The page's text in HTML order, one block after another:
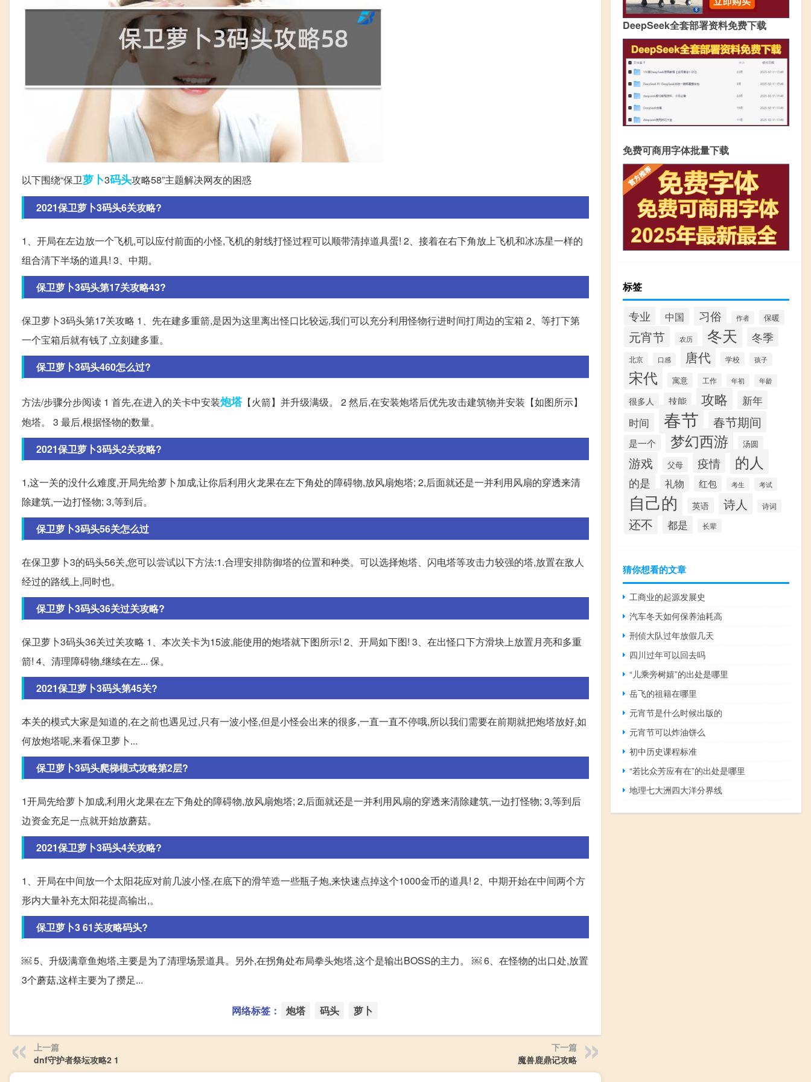
以下围绕“保卫萝卜3码头攻略58”主题解决网友的困惑
2021保卫萝卜3码头6关攻略?
1、开局在左边放一个飞机,可以应付前面的小怪,飞机的射线打怪过程可以顺带清掉道具蛋! 2、接着在右下角放上飞机和冰冻星一样的
组合清下半场的道具! 3、中期。
保卫萝卜3码头第17关攻略43?
保卫萝卜3码头第17关攻略 1、先在建多重箭,是因为这里离出怪口比较远,我们可以充分利用怪物行进时间打周边的宝箱 2、等打下第
一个宝箱后就有钱了,立刻建多重。
保卫萝卜3码头460怎么过?
方法/步骤分步阅读 1 首先,在进入的关卡中安装炮塔【火箭】并升级满级。 2 然后,在安装炮塔后优先攻击建筑物并安装【如图所示】
炮塔。 3 最后,根据怪物的数量。
2021保卫萝卜3码头2关攻略?
1,这一关的没什么难度,开局先给萝卜加成,让你后利用火龙果在左下角处的障碍物,放风扇炮塔; 2,后面就还是一并利用风扇的穿透来清
除建筑,一边打怪物; 3,等到后。
保卫萝卜3码头56关怎么过
在保卫萝卜3的码头56关,您可以尝试以下方法:1.合理安排防御塔的位置和种类。可以选择炮塔、闪电塔等攻击力较强的塔,放置在敌人
经过的路线上,同时也。
保卫萝卜3码头36关过关攻略?
保卫萝卜3码头36关过关攻略 1、本次关卡为15波,能使用的炮塔就下图所示! 2、开局如下图! 3、在出怪口下方滑块上放置月亮和多重
箭! 4、清理障碍物,继续在左... 保。
2021保卫萝卜3码头第45关?
本关的模式大家是知道的,在之前也遇见过,只有一波小怪,但是小怪会出来的很多,一直一直不停哦,所以我们需要在前期就把炮塔放好,如
何放炮塔呢,来看保卫萝卜...
保卫萝卜3码头爬梯模式攻略第2层?
1开局先给萝卜加成,利用火龙果在左下角处的障碍物,放风扇炮塔; 2,后面就还是一并利用风扇的穿透来清除建筑,一边打怪物; 3,等到后
边资金充足一点就开始放蘑菇。
2021保卫萝卜3码头4关攻略?
1、开局在中间放一个太阳花应对前几波小怪,在底下的滑竿造一些瓶子炮,来快速点掉这个1000金币的道具! 2、中期开始在中间两个方
形内大量补充太阳花提高输出,。
保卫萝卜3 61关攻略码头?
￼ 5、升级满章鱼炮塔,主要是为了清理场景道具。另外,在拐角处布局拳头炮塔,这个是输出BOSS的主力。 ￼ 6、在怪物的出口处,放置
3个蘑菇,这样主要为了攒足...
网络标签： 炮塔 码头 萝卜
上一篇
dnf守护者祭坛攻略2 1
下一篇
魔兽鹿鼎记攻略
DeepSeek全套部署资料免费下载
免费可商用字体批量下载
标签
专业 中国 习俗 作者 保暖
元宵节 农历 冬天 冬季
北京 口感 唐代 学校 孩子
宋代 寓意 工作 年初 年龄
很多人 技能 攻略
新年
时间
春节 春节期间
是一个 梦幻西游 汤圆
游戏 父母 疫情 的人
的是 礼物 红包 考生 考试
自己的 英语 诗人 诗词
还不 都是 长辈
猜你想看的文章
工商业的起源发展史
汽车冬天如何保养油耗高
刑侦大队过年放假几天
四川过年可以回去吗
“儿乘旁树嬉”的出处是哪里
岳飞的祖籍在哪里
元宵节是什么时候出版的
元宵节可以炸油饼么
初中历史课程标准
“若比众芳应有在”的出处是哪里
地理七大洲四大洋分界线